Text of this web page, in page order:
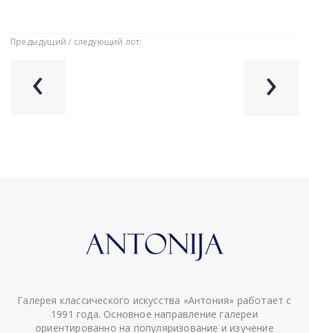
Предыдущий / следующий лот:
‹ ›
Галерея классического искусства «Антония» работает с
1991 года. Основное направление галереи
ориентированно на популяризование и изучение